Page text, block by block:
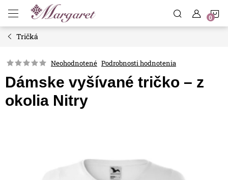
obsah
Tričká
Neohodnotené Podrobnosti hodnotenia
Dámske vyšívané tričko – z
okolia Nitry